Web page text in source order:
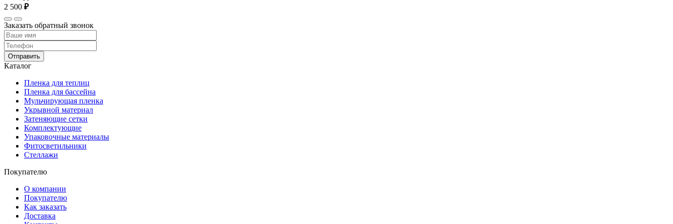
2 500 ₽
Заказать обратный звонок
Отправить
Каталог
Пленка для теплиц
Пленка для бассейна
Мульчирующая пленка
Укрывной материал
Затеняющие сетки
Комплектующие
Упаковочные материалы
Фитосветильники
Стеллажи
Покупателю
О компании
Покупателю
Как заказать
Доставка